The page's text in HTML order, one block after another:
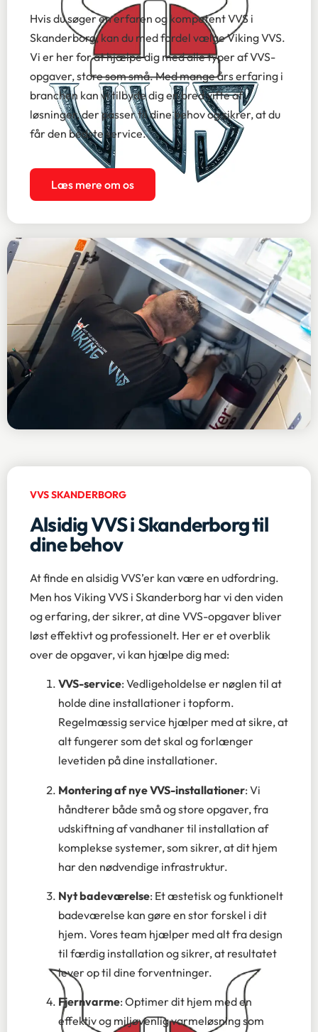
Hvis du søger en erfaren og kompetent VVS i
Skanderborg, kan du med fordel vælge Viking VVS.
Vi er her for at hjælpe dig med alle typer af VVS-
opgaver, store som små. Med mange års erfaring i
branchen kan vi tilbyde dig en bred vifte af
løsninger, der passer til dine behov og sikrer, at du
får den bedste service.
Læs mere om os
VVS SKANDERBORG
Alsidig VVS i Skanderborg til
dine behov
At finde en alsidig VVS’er kan være en udfordring.
Men hos Viking VVS i Skanderborg har vi den viden
og erfaring, der sikrer, at dine VVS-opgaver bliver
løst effektivt og professionelt. Her er et overblik
over de opgaver, vi kan hjælpe dig med:
VVS-service: Vedligeholdelse er nøglen til at
holde dine installationer i topform.
Regelmæssig service hjælper med at sikre, at
alt fungerer som det skal og forlænger
levetiden på dine installationer.
Montering af nye VVS-installationer: Vi
håndterer både små og store opgaver, fra
udskiftning af vandhaner til installation af
komplekse systemer, som sikrer, at dit hjem
har den nødvendige infrastruktur.
Nyt badeværelse: Et æstetisk og funktionelt
badeværelse kan gøre en stor forskel i dit
hjem. Vores team hjælper med alt fra design
til færdig installation og sikrer, at resultatet
lever op til dine forventninger.
Fjernvarme: Optimer dit hjem med en
effektiv og miljøvenlig varmeløsning som